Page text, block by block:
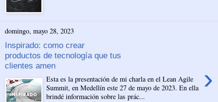
domingo, mayo 28, 2023
Inspirado: como crear
productos de tecnología que tus
clientes amen
›
Esta es la presentación de mi charla en el Lean Agile
Summit, en Medellín este 27 de mayo de 2023. En ella
brindé información sobre las prác...